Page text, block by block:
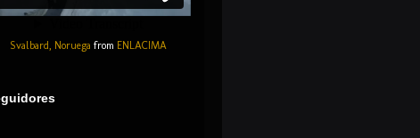
Svalbard, Noruega from ENLACIMA